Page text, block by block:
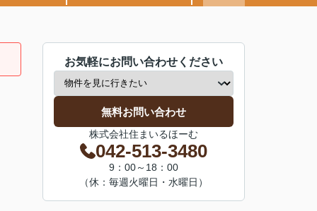
お気軽にお問い合わせください
無料お問い合わせ
株式会社住まいるほーむ
042-513-3480
9：00～18：00
（休：毎週火曜日・水曜日）